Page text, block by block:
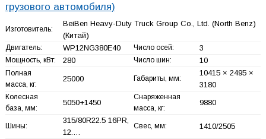
грузового автомобиля)
Изготовитель:
BeiBen Heavy-Duty Truck Group Co., Ltd. (North Benz)
(Китай)
Двигатель: WP12NG380E40 Число осей: 3
Мощность, кВт: 280 Число шин: 10
Полная
масса, кг:
25000 Габариты, мм:
10415 × 2495 ×
3180
Колесная
база, мм:
5050+1450
Снаряженная
масса, кг:
9880
Шины:
315/80R22.5 16PR,
12.…
Свес, мм: 1410/2505